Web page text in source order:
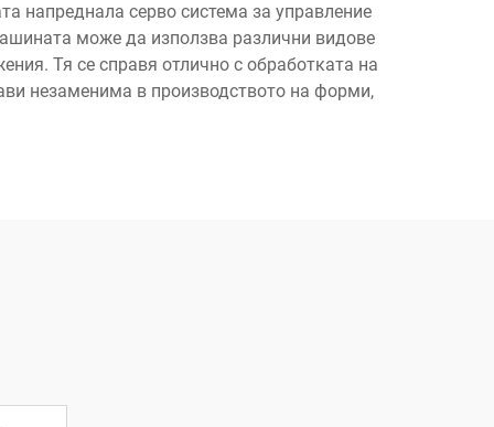
напреднала серво система за управление
може да използва различни видове
Тя се справя отлично с обработката на
незаменима в производството на форми,